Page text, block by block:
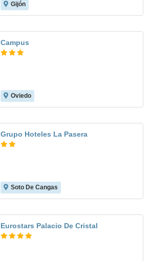
Gijón
Campus
Oviedo
Grupo Hoteles La Pasera
Soto De Cangas
Eurostars Palacio De Cristal